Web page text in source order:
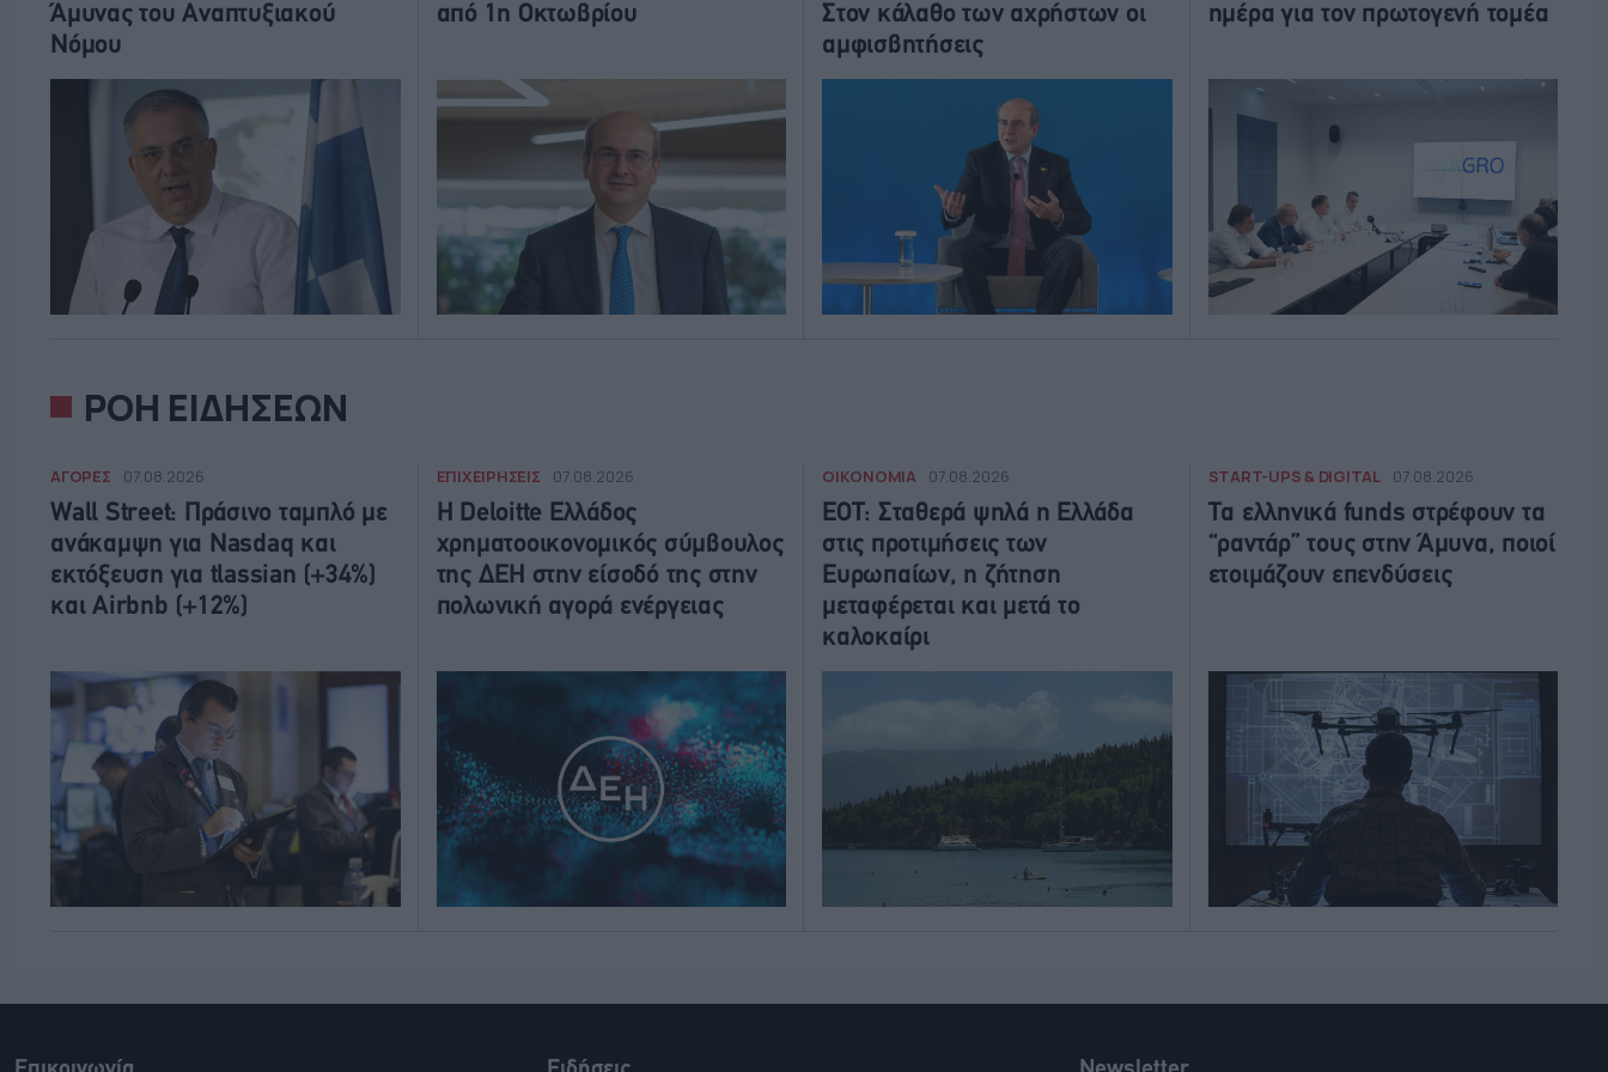
Άμυνας του Αναπτυξιακού
Νόμου
από 1η Οκτωβρίου
Στον κάλαθο των αχρήστων οι
αμφισβητήσεις
ημέρα για τον πρωτογενή τομέα
ΡΟΗ ΕΙΔΗΣΕΩΝ
ΑΓΟΡΕΣ 07.08.2026
Wall Street: Πράσινο ταμπλό με
ανάκαμψη για Nasdaq και
εκτόξευση για tlassian (+34%)
και Airbnb (+12%)
ΕΠΙΧΕΙΡΗΣΕΙΣ 07.08.2026
Η Deloitte Ελλάδος
χρηματοοικονομικός σύμβουλος
της ΔΕΗ στην είσοδό της στην
πολωνική αγορά ενέργειας
ΟΙΚΟΝΟΜΙΑ 07.08.2026
ΕΟΤ: Σταθερά ψηλά η Ελλάδα
στις προτιμήσεις των
Ευρωπαίων, η ζήτηση
μεταφέρεται και μετά το
καλοκαίρι
START-UPS & DIGITAL 07.08.2026
Τα ελληνικά funds στρέφουν τα
“ραντάρ” τους στην Άμυνα, ποιοί
ετοιμάζουν επενδύσεις